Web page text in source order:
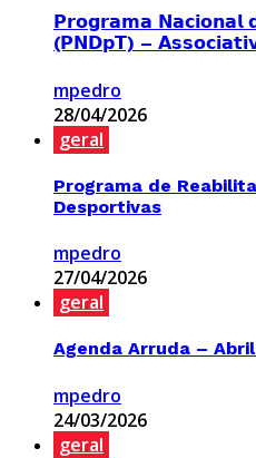
𝗣𝗿𝗼𝗴𝗿𝗮𝗺𝗮 𝗡𝗮𝗰𝗶𝗼𝗻𝗮𝗹
(𝗣𝗡𝗗𝗽𝗧) –
mpedro
28/04/2026
geral
Programa de
Desportivas
mpedro
27/04/2026
geral
Agenda Arruda –
mpedro
24/03/2026
geral